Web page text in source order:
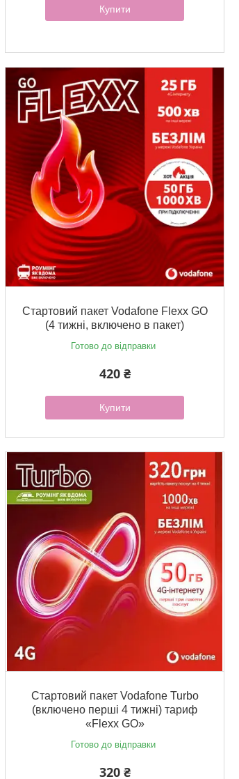
Купити
Стартовий пакет Vodafone Flexx GO
(4 тижні, включено в пакет)
Готово до відправки
420 ₴
Купити
Стартовий пакет Vodafone Turbo
(включено перші 4 тижні) тариф
«Flexx GO»
Готово до відправки
320 ₴